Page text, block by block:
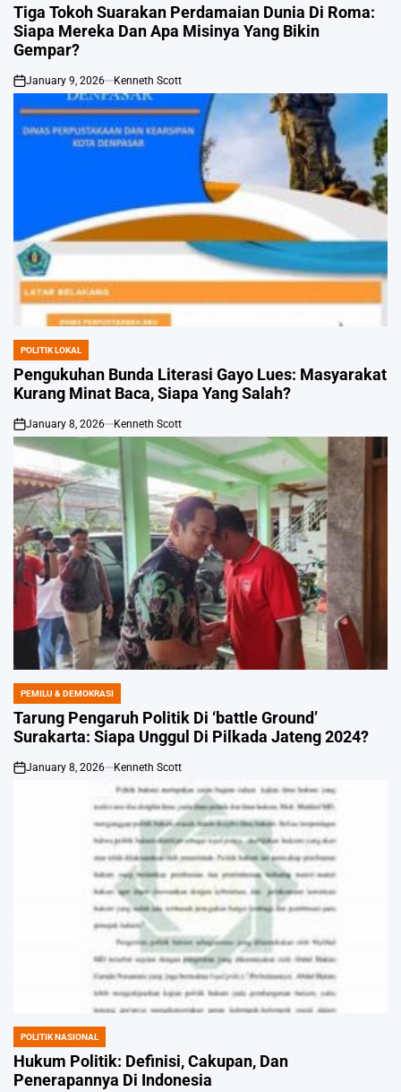
IN
Tiga Tokoh Suarakan Perdamaian Dunia Di Roma:
Siapa Mereka Dan Apa Misinya Yang Bikin
Gempar?
on
January 9, 2026 Kenneth Scott
POSTED
IN
POLITIK LOKAL
Pengukuhan Bunda Literasi Gayo Lues: Masyarakat
Kurang Minat Baca, Siapa Yang Salah?
on
January 8, 2026 Kenneth Scott
POSTED
IN
PEMILU & DEMOKRASI
Tarung Pengaruh Politik Di ‘battle Ground’
Surakarta: Siapa Unggul Di Pilkada Jateng 2024?
on
January 8, 2026 Kenneth Scott
POSTED
IN
POLITIK NASIONAL
Hukum Politik: Definisi, Cakupan, Dan
Penerapannya Di Indonesia